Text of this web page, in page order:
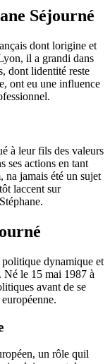
Séjourné
dont lorigine et
il a grandi dans
dont lidentité reste
ont eu une influence
à leur fils des valeurs
ses actions en tant
jamais été un sujet
laccent sur
politique dynamique et
Né le 15 mai 1987 à
avant de se
un rôle quil